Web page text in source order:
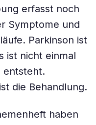
erfasst noch
Symptome und
Parkinson ist
ist nicht einmal
entsteht.
die Behandlung.
haben